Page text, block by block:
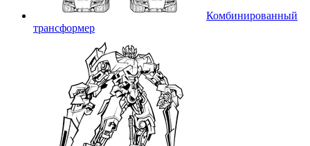
Комбинированный
трансформер